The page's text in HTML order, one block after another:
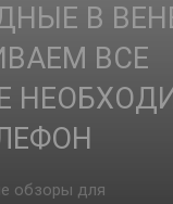
В
ВСЕ
обзоры для